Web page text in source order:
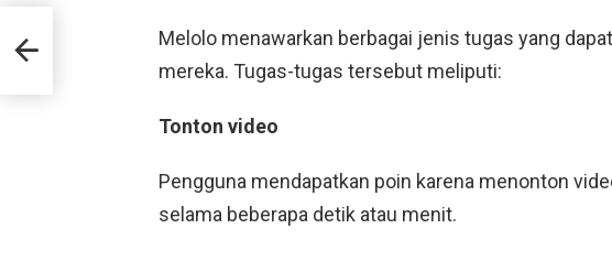
Melolo menawarkan berbagai jenis tugas yang
mereka. Tugas-tugas tersebut meliputi:
Tonton video
Pengguna mendapatkan poin karena menonton
selama beberapa detik atau menit.